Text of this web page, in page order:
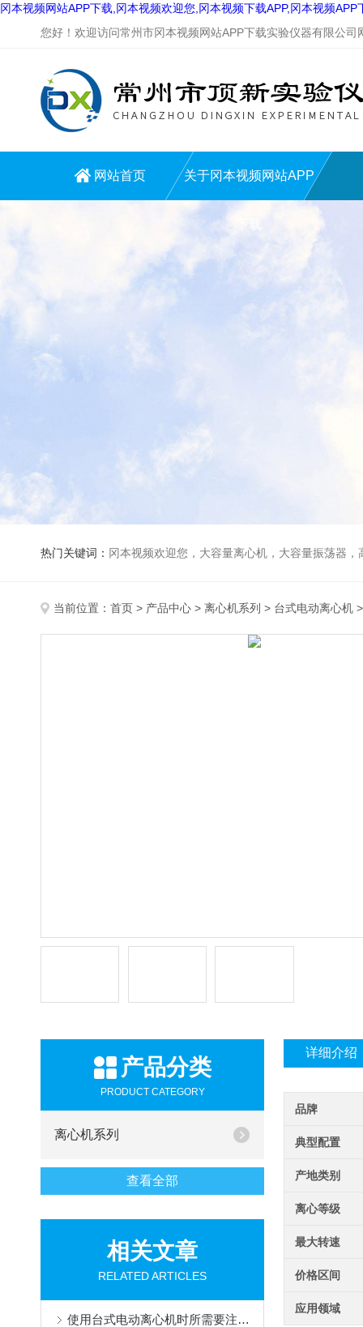
冈本视频网站APP下载,冈本视频欢迎您,冈本视频下载APP,冈本视频APP
您好！欢迎访问常州市冈本视频网站APP下载实验仪器有限公司网
网站首页 关于冈本视频网站APP
热门关键词： 冈本视频欢迎您，大容量离心机，大容量振荡器，高速冷冻离心机，生化、光照、振荡培养箱，磁力搅拌器
当前位置： 首页 > 产品中心 > 离心机系列 > 台式电动离心机
产品分类
PRODUCT CATEGORY
离心机系列
查看全部
相关文章
RELATED ARTICLES
使用台式电动离心机时所需要注意的细节分享
详细介绍
品牌
典型配置
产地类别
离心等级
最大转速
价格区间
应用领域